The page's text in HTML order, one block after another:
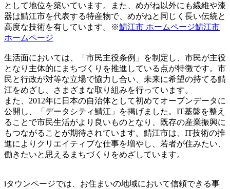
として地位を築いています。また、めがね以外にも繊維や漆
器は鯖江市を代表する特産物で、めがねと同じく長い伝統と
高度な技術を有しています。※鯖江市 ホームページ鯖江市
ホームページ
生活面においては、「市民主役条例」を制定し、市民が主役
となり主体的にまちづくりを推進している点が特徴です。市
民と行政が対等な立場で協力し合い、未来に希望の持てる鯖
江をめざし、さまざまな取り組みを行っています。
また、2012年に日本の自治体として初めてオープンデータに
公開し、「データシティ鯖江」を掲げました。IT基盤を整え
ることで市民生活がより良いものとなり、既存の産業振興に
もつながることが期待されています。鯖江市は、IT技術の推
進によりクリエイティブな仕事を増やし、若者が住みたい、
働きたいと思えるまちづくりをめざしています。
iタウンページでは、お住まいの地域において信頼できる事